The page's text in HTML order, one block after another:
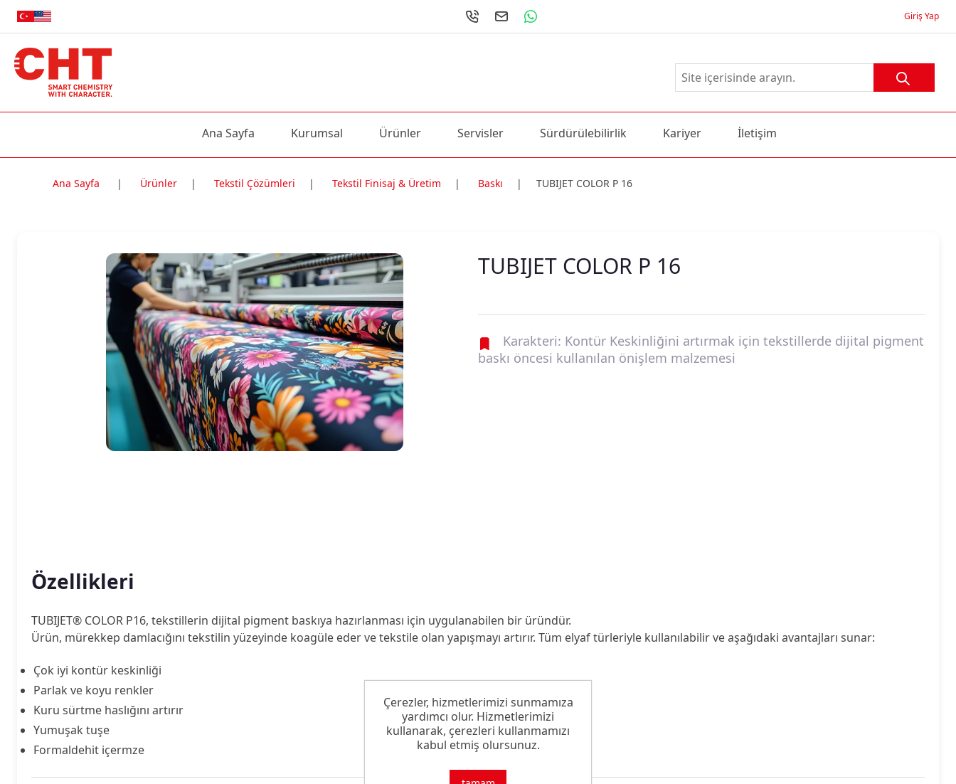
Giriş Yap
Ana Sayfa Kurumsal Ürünler Servisler Sürdürülebilirlik Kariyer İletişim
Ana Sayfa | Ürünler | Tekstil Çözümleri | Tekstil Finisaj & Üretim | Baskı | TUBIJET COLOR P 16
TUBIJET COLOR P 16
Karakteri: Kontür Keskinliğini artırmak için tekstillerde dijital pigment
baskı öncesi kullanılan önişlem malzemesi
Özellikleri
TUBIJET® COLOR P16, tekstillerin dijital pigment baskıya hazırlanması için uygulanabilen bir üründür.
Ürün, mürekkep damlacığını tekstilin yüzeyinde koagüle eder ve tekstile olan yapışmayı artırır. Tüm elyaf türleriyle kullanılabilir ve aşağıdaki avantajları sunar:
Çok iyi kontür keskinliği
Parlak ve koyu renkler
Kuru sürtme haslığını artırır
Yumuşak tuşe
Formaldehit içermze
Çerezler, hizmetlerimizi sunmamıza
yardımcı olur. Hizmetlerimizi
kullanarak, çerezleri kullanmamızı
kabul etmiş olursunuz.